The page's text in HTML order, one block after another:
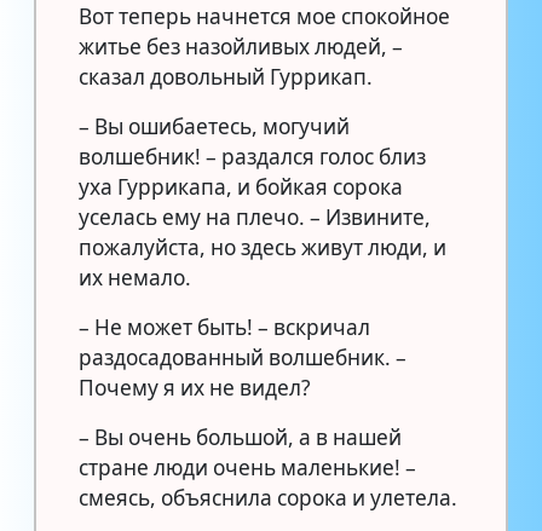
Вот теперь начнется мое спокойное
житье без назойливых людей, –
сказал довольный Гуррикап.
– Вы ошибаетесь, могучий
волшебник! – раздался голос близ
уха Гуррикапа, и бойкая сорока
уселась ему на плечо. – Извините,
пожалуйста, но здесь живут люди, и
их немало.
– Не может быть! – вскричал
раздосадованный волшебник. –
Почему я их не видел?
– Вы очень большой, а в нашей
стране люди очень маленькие! –
смеясь, объяснила сорока и улетела.